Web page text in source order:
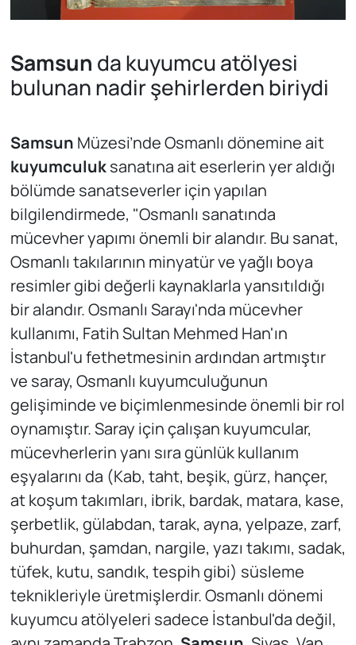
Samsun da kuyumcu atölyesi
bulunan nadir şehirlerden biriydi
Samsun Müzesi’nde Osmanlı dönemine ait
kuyumculuksanatına ait eserlerin yer aldığı
bölümde sanatseverler için yapılan
bilgilendirmede, "Osmanlı sanatında
mücevher yapımı önemli bir alandır. Bu sanat,
Osmanlı takılarının minyatür ve yağlı boya
resimler gibi değerli kaynaklarla yansıtıldığı
bir alandır. Osmanlı Sarayı'nda mücevher
kullanımı, Fatih Sultan Mehmed Han'ın
İstanbul'u fethetmesinin ardından artmıştır
ve saray, Osmanlı kuyumculuğunun
gelişiminde ve biçimlenmesinde önemli bir rol
oynamıştır. Saray için çalışan kuyumcular,
mücevherlerin yanı sıra günlük kullanım
eşyalarını da (Kab, taht, beşik, gürz, hançer,
at koşum takımları, ibrik, bardak, matara, kase,
şerbetlik, gülabdan, tarak, ayna, yelpaze, zarf,
buhurdan, şamdan, nargile, yazı takımı, sadak,
tüfek, kutu, sandık, tespih gibi) süsleme
teknikleriyle üretmişlerdir. Osmanlı dönemi
kuyumcu atölyeleri sadece İstanbul'da değil,